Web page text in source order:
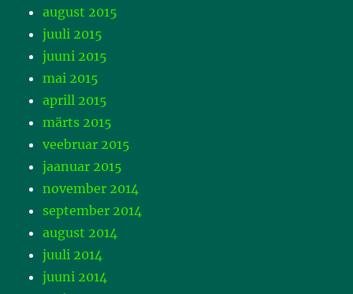
august 2015
juuli 2015
juuni 2015
mai 2015
aprill 2015
märts 2015
veebruar 2015
jaanuar 2015
november 2014
september 2014
august 2014
juuli 2014
juuni 2014